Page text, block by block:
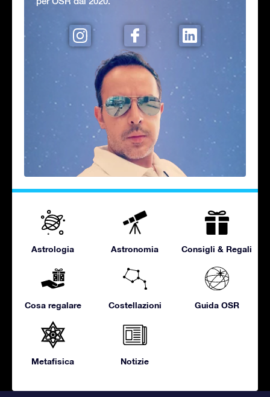
Astrologia Astronomia Consigli & Regali
Cosa regalare Costellazioni Guida OSR
Metafisica Notizie